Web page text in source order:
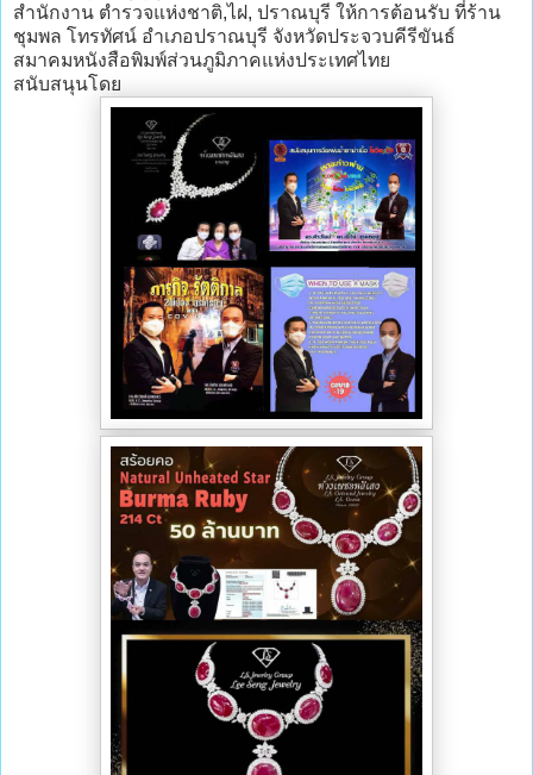
สำนักงาน ตำรวจแห่งชาติ,ไฝ, ปราณบุรี ให้การต้อนรับ ที่ร้าน
ชุมพล โทรทัศน์ อำเภอปราณบุรี จังหวัดประจวบคีรีขันธ์
สมาคมหนังสือพิมพ์ส่วนภูมิภาคแห่งประเทศไทย
สนับสนุนโดย